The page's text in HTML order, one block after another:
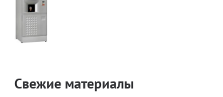
Свежие материалы